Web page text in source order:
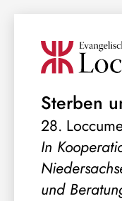
Sterben
28.
In
und